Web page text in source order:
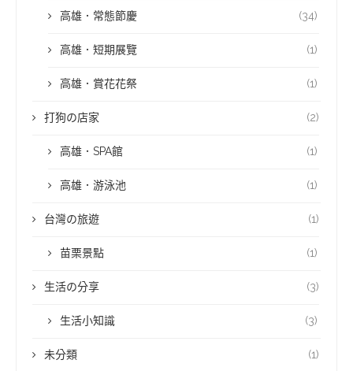
高雄．常態節慶 (34)
高雄．短期展覽 (1)
高雄．賞花花祭 (1)
打狗の店家 (2)
高雄．SPA館 (1)
高雄．游泳池 (1)
台灣の旅遊 (1)
苗栗景點 (1)
生活の分享 (3)
生活小知識 (3)
未分類 (1)